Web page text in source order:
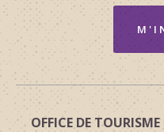
OFFICE DE